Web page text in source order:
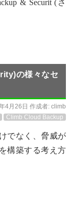
& Securit (さ
の様々なセ
4月26日 作成者: climb
Climb Cloud Backup
でなく、脅威が
構築する考え方